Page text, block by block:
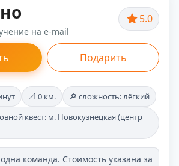
на e-mail
5.0
Подарить
📐 0 км.
🔎 сложность: лёгкий
квест: м. Новокузнецкая (центр
команда. Стоимость указана за